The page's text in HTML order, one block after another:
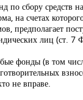
по сбору средств
на счетах
предполагает
лиц (ст. 7
фонды (в том
не вправе.